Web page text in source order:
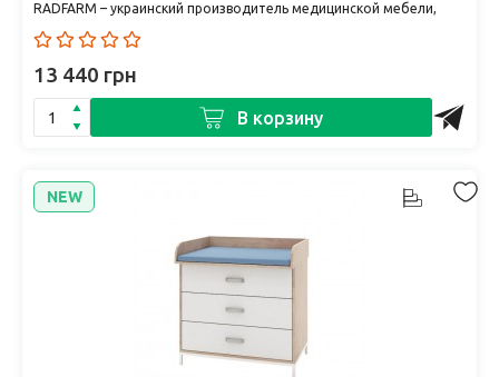
RADFARM – украинский производитель медицинской мебели,
сочетающий качес..
13 440 грн
В корзину
NEW